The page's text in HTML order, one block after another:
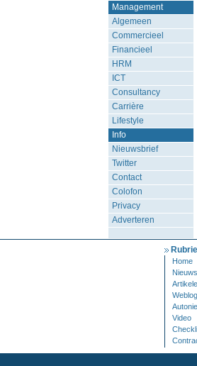
Management
Algemeen
Commercieel
Financieel
HRM
ICT
Consultancy
Carrière
Lifestyle
Info
Nieuwsbrief
Twitter
Contact
Colofon
Privacy
Adverteren
Home
Nieuws
Weblog
Video